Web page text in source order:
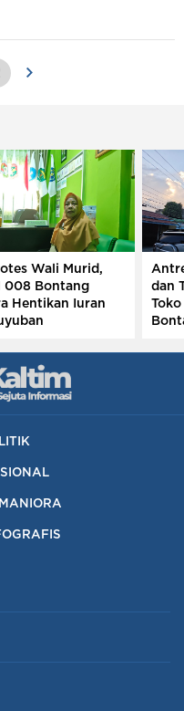
Wali Murid,
008 Bontang
Hentikan Iuran
dan
Toko